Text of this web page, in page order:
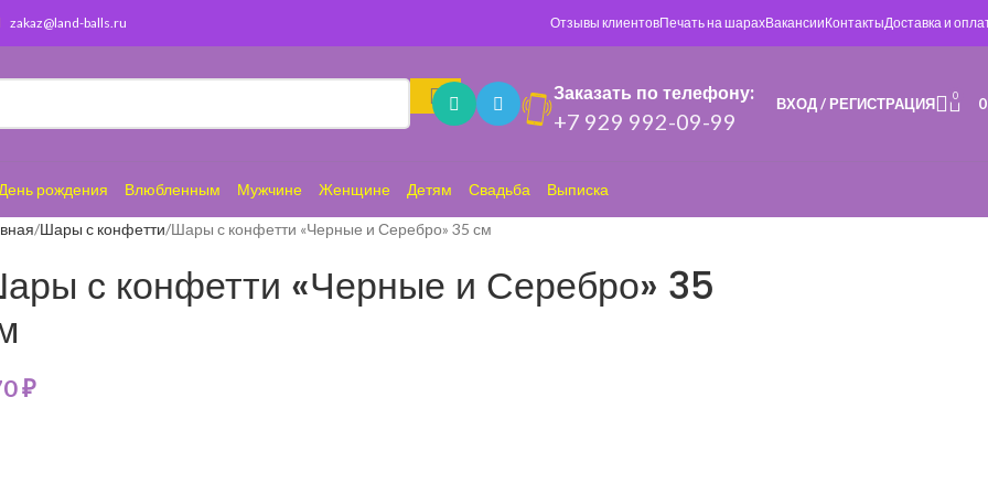
zakaz@land-balls.ru Отзывы клиентовПечать на шарахВакансииКонтактыДоставка и
Заказать по телефону:
+7 929 992-09-99
ВХОД / РЕГИСТРАЦИЯ 0
День рождения Влюбленным Мужчине Женщине Детям Свадьба Выписка
Шары с конфетти Шары с конфетти «Черные и Серебро» 35 см
с конфетти «Черные и Серебро» 35
₽